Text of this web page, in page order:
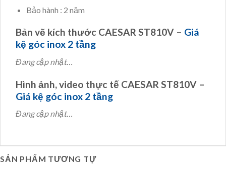
Bảo hành : 2 năm
Bản vẽ kích thước CAESAR ST810V – Giá
kệ góc inox 2 tầng
Đang cập nhật…
Hình ảnh, video thực tế CAESAR ST810V –
Giá kệ góc inox 2 tầng
Đang cập nhật…
SẢN PHẨM TƯƠNG TỰ